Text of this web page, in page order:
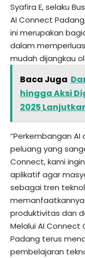
Syafira E, selaku
AI Connect
ini merupakan
dalam
mudah dijangkau
Baca Juga
hingga Aksi
2025
“Perkembangan AI
peluang yang
Connect, kami
aplikatif agar
sebagai tren
produktivitas dan
Melalui AI Connect
Padang terus
pembelajaran